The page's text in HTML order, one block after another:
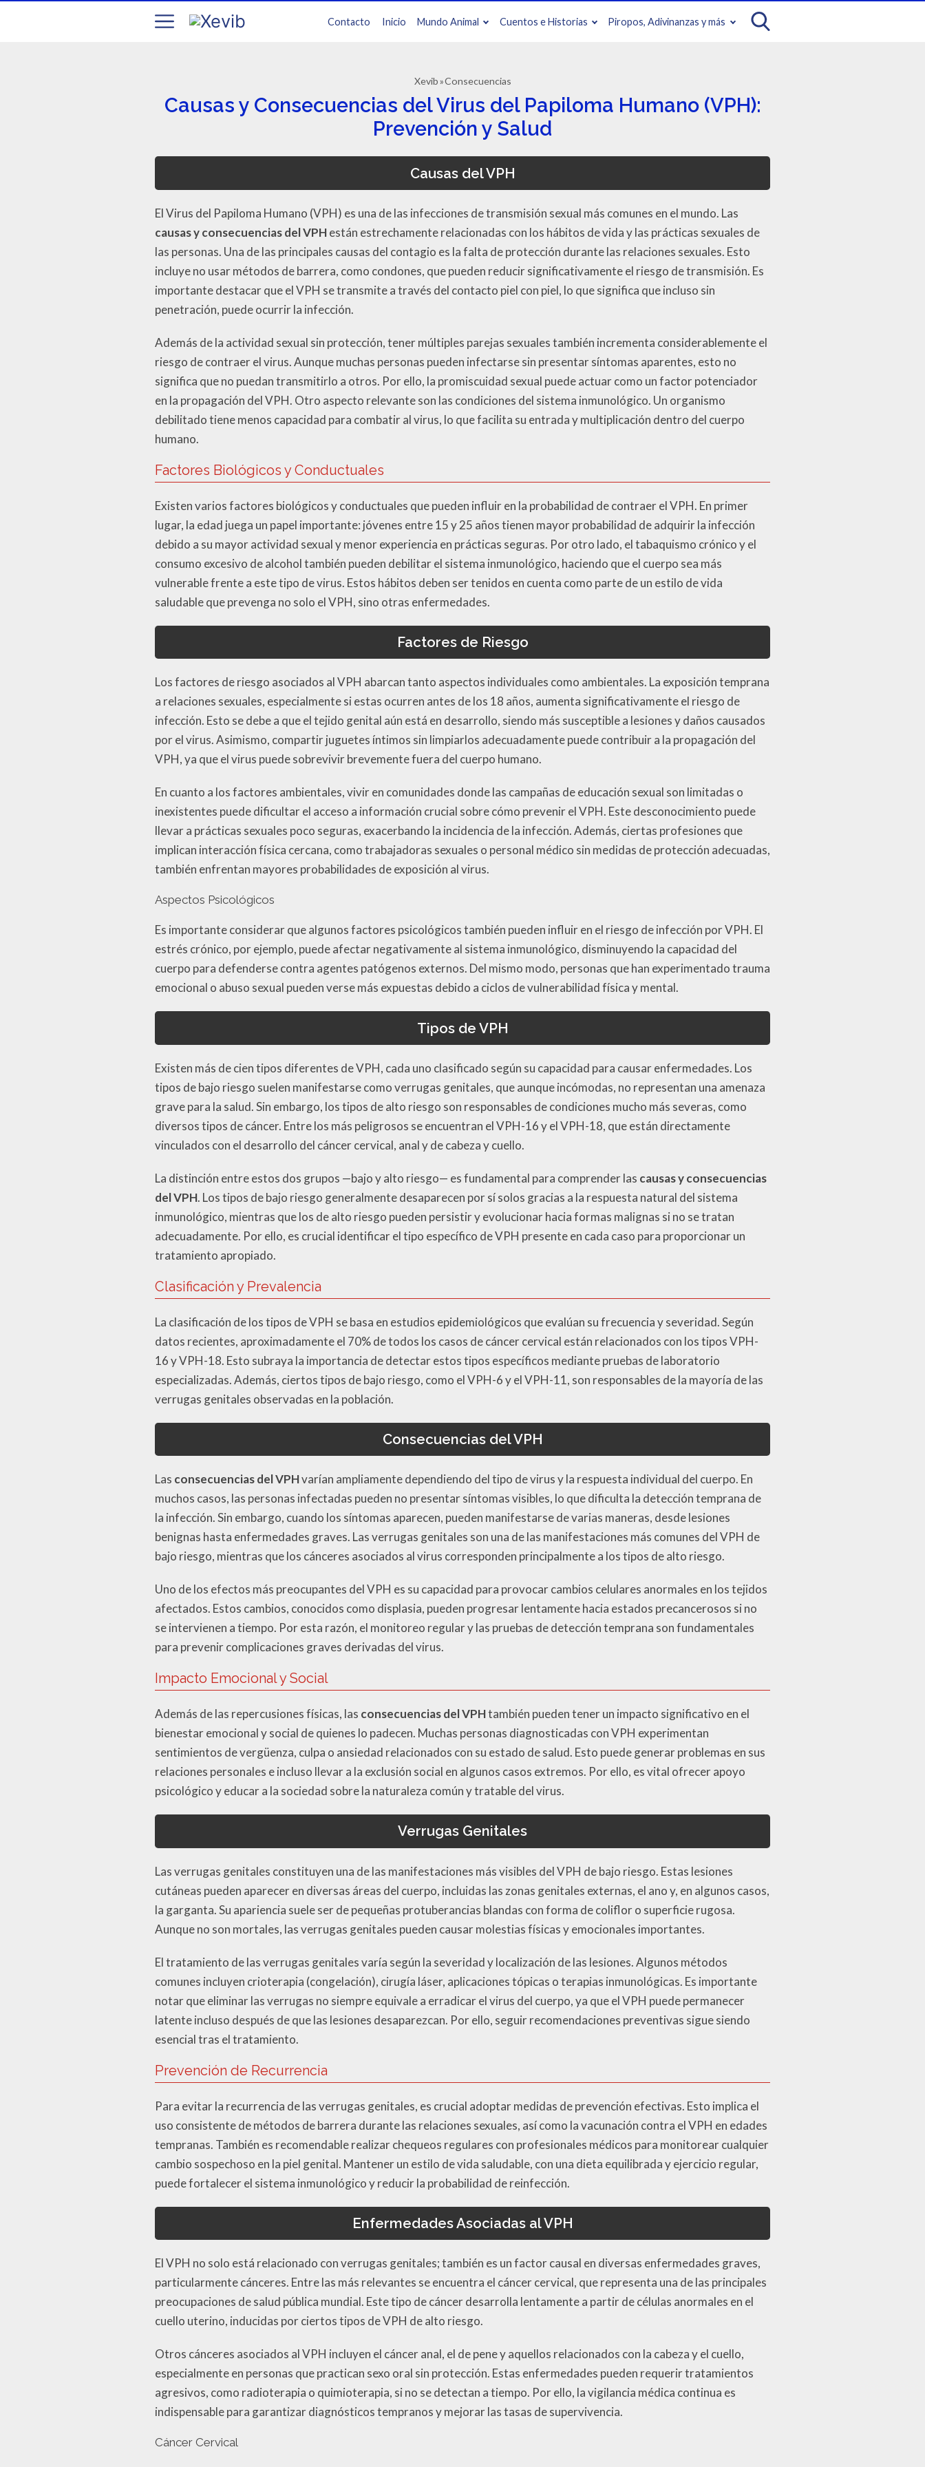
Contacto Inicio Mundo Animal Cuentos e Historias Piropos, Adivinanzas y más
Xevib Consecuencias
Causas y Consecuencias del Virus del Papiloma Humano (VPH):
Prevención y Salud
Causas del VPH
El Virus del Papiloma Humano (VPH) es una de las infecciones de transmisión sexual más comunes en el mundo. Las
causas y consecuencias del VPHestán estrechamente relacionadas con los hábitos de vida y las prácticas sexuales de
las personas. Una de las principales causas del contagio es la falta de protección durante las relaciones sexuales. Esto
incluye no usar métodos de barrera, como condones, que pueden reducir significativamente el riesgo de transmisión. Es
importante destacar que el VPH se transmite a través del contacto piel con piel, lo que significa que incluso sin
penetración, puede ocurrir la infección.
Además de la actividad sexual sin protección, tener múltiples parejas sexuales también incrementa considerablemente el
riesgo de contraer el virus. Aunque muchas personas pueden infectarse sin presentar síntomas aparentes, esto no
significa que no puedan transmitirlo a otros. Por ello, la promiscuidad sexual puede actuar como un factor potenciador
en la propagación del VPH. Otro aspecto relevante son las condiciones del sistema inmunológico. Un organismo
debilitado tiene menos capacidad para combatir al virus, lo que facilita su entrada y multiplicación dentro del cuerpo
humano.
Factores Biológicos y Conductuales
Existen varios factores biológicos y conductuales que pueden influir en la probabilidad de contraer el VPH. En primer
lugar, la edad juega un papel importante: jóvenes entre 15 y 25 años tienen mayor probabilidad de adquirir la infección
debido a su mayor actividad sexual y menor experiencia en prácticas seguras. Por otro lado, el tabaquismo crónico y el
consumo excesivo de alcohol también pueden debilitar el sistema inmunológico, haciendo que el cuerpo sea más
vulnerable frente a este tipo de virus. Estos hábitos deben ser tenidos en cuenta como parte de un estilo de vida
saludable que prevenga no solo el VPH, sino otras enfermedades.
Factores de Riesgo
Los factores de riesgo asociados al VPH abarcan tanto aspectos individuales como ambientales. La exposición temprana
a relaciones sexuales, especialmente si estas ocurren antes de los 18 años, aumenta significativamente el riesgo de
infección. Esto se debe a que el tejido genital aún está en desarrollo, siendo más susceptible a lesiones y daños causados
por el virus. Asimismo, compartir juguetes íntimos sin limpiarlos adecuadamente puede contribuir a la propagación del
VPH, ya que el virus puede sobrevivir brevemente fuera del cuerpo humano.
En cuanto a los factores ambientales, vivir en comunidades donde las campañas de educación sexual son limitadas o
inexistentes puede dificultar el acceso a información crucial sobre cómo prevenir el VPH. Este desconocimiento puede
llevar a prácticas sexuales poco seguras, exacerbando la incidencia de la infección. Además, ciertas profesiones que
implican interacción física cercana, como trabajadoras sexuales o personal médico sin medidas de protección adecuadas,
también enfrentan mayores probabilidades de exposición al virus.
Aspectos Psicológicos
Es importante considerar que algunos factores psicológicos también pueden influir en el riesgo de infección por VPH. El
estrés crónico, por ejemplo, puede afectar negativamente al sistema inmunológico, disminuyendo la capacidad del
cuerpo para defenderse contra agentes patógenos externos. Del mismo modo, personas que han experimentado trauma
emocional o abuso sexual pueden verse más expuestas debido a ciclos de vulnerabilidad física y mental.
Tipos de VPH
Existen más de cien tipos diferentes de VPH, cada uno clasificado según su capacidad para causar enfermedades. Los
tipos de bajo riesgo suelen manifestarse como verrugas genitales, que aunque incómodas, no representan una amenaza
grave para la salud. Sin embargo, los tipos de alto riesgo son responsables de condiciones mucho más severas, como
diversos tipos de cáncer. Entre los más peligrosos se encuentran el VPH-16 y el VPH-18, que están directamente
vinculados con el desarrollo del cáncer cervical, anal y de cabeza y cuello.
La distinción entre estos dos grupos —bajo y alto riesgo— es fundamental para comprender las causas y consecuencias
del VPH. Los tipos de bajo riesgo generalmente desaparecen por sí solos gracias a la respuesta natural del sistema
inmunológico, mientras que los de alto riesgo pueden persistir y evolucionar hacia formas malignas si no se tratan
adecuadamente. Por ello, es crucial identificar el tipo específico de VPH presente en cada caso para proporcionar un
tratamiento apropiado.
Clasificación y Prevalencia
La clasificación de los tipos de VPH se basa en estudios epidemiológicos que evalúan su frecuencia y severidad. Según
datos recientes, aproximadamente el 70% de todos los casos de cáncer cervical están relacionados con los tipos VPH-
16 y VPH-18. Esto subraya la importancia de detectar estos tipos específicos mediante pruebas de laboratorio
especializadas. Además, ciertos tipos de bajo riesgo, como el VPH-6 y el VPH-11, son responsables de la mayoría de las
verrugas genitales observadas en la población.
Consecuencias del VPH
Las consecuencias del VPHvarían ampliamente dependiendo del tipo de virus y la respuesta individual del cuerpo. En
muchos casos, las personas infectadas pueden no presentar síntomas visibles, lo que dificulta la detección temprana de
la infección. Sin embargo, cuando los síntomas aparecen, pueden manifestarse de varias maneras, desde lesiones
benignas hasta enfermedades graves. Las verrugas genitales son una de las manifestaciones más comunes del VPH de
bajo riesgo, mientras que los cánceres asociados al virus corresponden principalmente a los tipos de alto riesgo.
Uno de los efectos más preocupantes del VPH es su capacidad para provocar cambios celulares anormales en los tejidos
afectados. Estos cambios, conocidos como displasia, pueden progresar lentamente hacia estados precancerosos si no
se intervienen a tiempo. Por esta razón, el monitoreo regular y las pruebas de detección temprana son fundamentales
para prevenir complicaciones graves derivadas del virus.
Impacto Emocional y Social
Además de las repercusiones físicas, las consecuencias del VPHtambién pueden tener un impacto significativo en el
bienestar emocional y social de quienes lo padecen. Muchas personas diagnosticadas con VPH experimentan
sentimientos de vergüenza, culpa o ansiedad relacionados con su estado de salud. Esto puede generar problemas en sus
relaciones personales e incluso llevar a la exclusión social en algunos casos extremos. Por ello, es vital ofrecer apoyo
psicológico y educar a la sociedad sobre la naturaleza común y tratable del virus.
Verrugas Genitales
Las verrugas genitales constituyen una de las manifestaciones más visibles del VPH de bajo riesgo. Estas lesiones
cutáneas pueden aparecer en diversas áreas del cuerpo, incluidas las zonas genitales externas, el ano y, en algunos casos,
la garganta. Su apariencia suele ser de pequeñas protuberancias blandas con forma de coliflor o superficie rugosa.
Aunque no son mortales, las verrugas genitales pueden causar molestias físicas y emocionales importantes.
El tratamiento de las verrugas genitales varía según la severidad y localización de las lesiones. Algunos métodos
comunes incluyen crioterapia (congelación), cirugía láser, aplicaciones tópicas o terapias inmunológicas. Es importante
notar que eliminar las verrugas no siempre equivale a erradicar el virus del cuerpo, ya que el VPH puede permanecer
latente incluso después de que las lesiones desaparezcan. Por ello, seguir recomendaciones preventivas sigue siendo
esencial tras el tratamiento.
Prevención de Recurrencia
Para evitar la recurrencia de las verrugas genitales, es crucial adoptar medidas de prevención efectivas. Esto implica el
uso consistente de métodos de barrera durante las relaciones sexuales, así como la vacunación contra el VPH en edades
tempranas. También es recomendable realizar chequeos regulares con profesionales médicos para monitorear cualquier
cambio sospechoso en la piel genital. Mantener un estilo de vida saludable, con una dieta equilibrada y ejercicio regular,
puede fortalecer el sistema inmunológico y reducir la probabilidad de reinfección.
Enfermedades Asociadas al VPH
El VPH no solo está relacionado con verrugas genitales; también es un factor causal en diversas enfermedades graves,
particularmente cánceres. Entre las más relevantes se encuentra el cáncer cervical, que representa una de las principales
preocupaciones de salud pública mundial. Este tipo de cáncer desarrolla lentamente a partir de células anormales en el
cuello uterino, inducidas por ciertos tipos de VPH de alto riesgo.
Otros cánceres asociados al VPH incluyen el cáncer anal, el de pene y aquellos relacionados con la cabeza y el cuello,
especialmente en personas que practican sexo oral sin protección. Estas enfermedades pueden requerir tratamientos
agresivos, como radioterapia o quimioterapia, si no se detectan a tiempo. Por ello, la vigilancia médica continua es
indispensable para garantizar diagnósticos tempranos y mejorar las tasas de supervivencia.
Cáncer Cervical